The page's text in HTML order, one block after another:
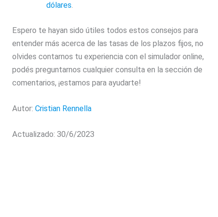
dólares.
Espero te hayan sido útiles todos estos consejos para
entender más acerca de las tasas de los plazos fijos, no
olvides contarnos tu experiencia con el simulador online,
podés preguntarnos cualquier consulta en la sección de
comentarios, ¡estamos para ayudarte!
Autor:Cristian Rennella
Actualizado: 30/6/2023